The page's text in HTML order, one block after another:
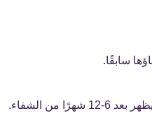
سابقًا.
من الشفاء.